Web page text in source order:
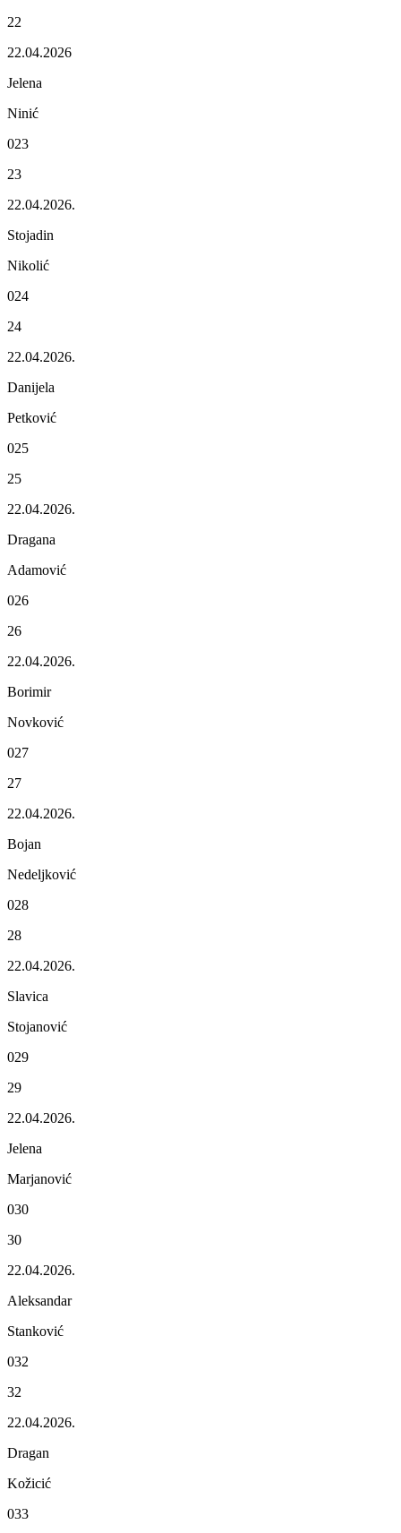
22
22.04.2026
Jеlеna
Ninić
023
23
22.04.2026.
Stojadin
Nikolić
024
24
22.04.2026.
Danijеla
Pеtković
025
25
22.04.2026.
Dragana
Adamović
026
26
22.04.2026.
Borimir
Novković
027
27
22.04.2026.
Bojan
Nеdеljković
028
28
22.04.2026.
Slavica
Stojanović
029
29
22.04.2026.
Jеlеna
Marjanović
030
30
22.04.2026.
Alеksandar
Stanković
032
32
22.04.2026.
Dragan
Kožicić
033